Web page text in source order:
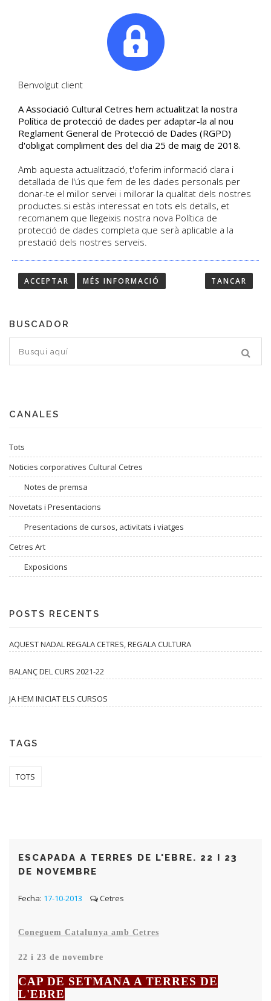
ESCAPADA A TERRES DE
L'EBRE. 22 I 23 DE
NOVEMBRE
Conèixer Catalunya amb Cetres
HOME / BLOG
/
ESCAPADA A TERRES DE L'EBRE. 22 I 23 DE NOVEMBRE
BUSCADOR
CANALES
Tots
Noticies corporatives Cultural Cetres
Notes de premsa
Novetats i Presentacions
Presentacions de cursos, activitats i viatges
Cetres Art
Exposicions
POSTS RECENTS
AQUEST NADAL REGALA CETRES, REGALA CULTURA
BALANÇ DEL CURS 2021-22
JA HEM INICIAT ELS CURSOS
TAGS
TOTS
ESCAPADA A TERRES DE L'EBRE. 22 I 23
DE NOVEMBRE
Fecha: 17-10-2013 Cetres
Coneguem Catalunya amb Cetres
22 i 23 de novembre
CAP DE SETMANA A TERRES DE
L'EBRE
Benvolgut client
A Associació Cultural Cetres hem actualitzat la nostra
Política de protecció de dades per adaptar-la al nou
Reglament General de Protecció de Dades (RGPD)
d'obligat compliment des del dia 25 de maig de 2018.
Amb aquesta actualització, t'oferim informació clara i
detallada de l'ús que fem de les dades personals per
donar-te el millor servei i millorar la qualitat dels nostres
productes.si estàs interessat en tots els detalls, et
recomanem que llegeixis nostra nova Política de
protecció de dades completa que serà aplicable a la
prestació dels nostres serveis.
ACCEPTAR MÉS INFORMACIÓ TANCAR